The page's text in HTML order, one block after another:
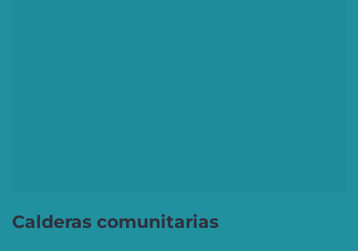
Calderas comunitarias